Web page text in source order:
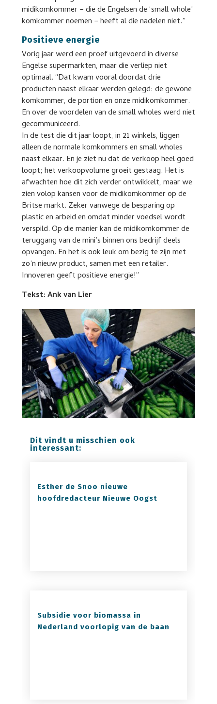
midikomkommer − die de Engelsen de ‘small whole’
komkommer noemen − heeft al die nadelen niet.”
Positieve energie
Vorig jaar werd een proef uitgevoerd in diverse
Engelse supermarkten, maar die verliep niet
optimaal. “Dat kwam vooral doordat drie
producten naast elkaar werden gelegd: de gewone
komkommer, de portion en onze midikomkommer.
En over de voordelen van de small wholes werd niet
gecommuniceerd.
In de test die dit jaar loopt, in 21 winkels, liggen
alleen de normale komkommers en small wholes
naast elkaar. En je ziet nu dat de verkoop heel goed
loopt; het verkoopvolume groeit gestaag. Het is
afwachten hoe dit zich verder ontwikkelt, maar we
zien volop kansen voor de midikomkommer op de
Britse markt. Zeker vanwege de besparing op
plastic en arbeid en omdat minder voedsel wordt
verspild. Op die manier kan de midikomkommer de
teruggang van de mini’s binnen ons bedrijf deels
opvangen. En het is ook leuk om bezig te zijn met
zo’n nieuw product, samen met een retailer.
Innoveren geeft positieve energie!”
Tekst: Ank van Lier
Dit vindt u misschien ook
interessant:
Esther de Snoo nieuwe
hoofdredacteur Nieuwe Oogst
Subsidie voor biomassa in
Nederland voorlopig van de baan